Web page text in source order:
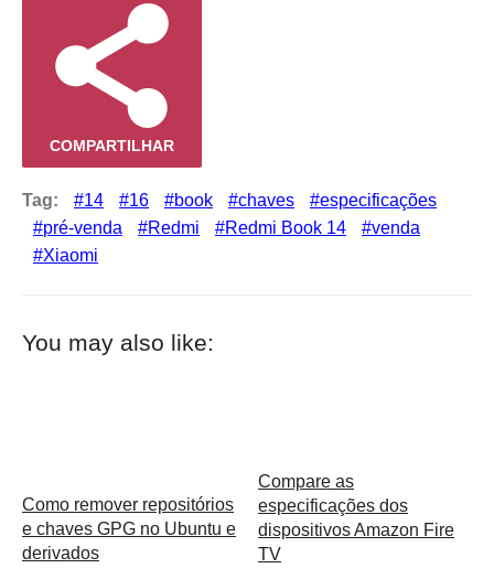
COMPARTILHAR
Tag: 14 16 book chaves
especificações
pré-venda
Redmi Redmi Book 14
venda
Xiaomi
You may also like:
Como remover repositórios
e chaves GPG no Ubuntu e
derivados
Compare as
especificações dos
dispositivos Amazon Fire
TV